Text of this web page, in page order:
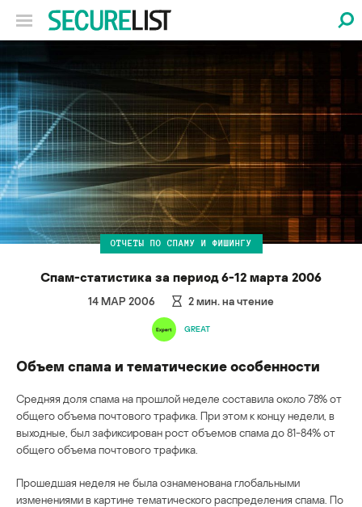
ОТЧЕТЫ ПО СПАМУ И ФИШИНГУ
Спам-статистика за период 6-12 марта 2006
14 МАР 2006 2мин. на чтение
GREAT
Объем спама и тематические особенности
Средняя доля спама на прошлой неделе составила около 78% от
общего объема почтового трафика. При этом к концу недели, в
выходные, был зафиксирован рост объемов спама до 81-84% от
общего объема почтового трафика.
Прошедшая неделя не была ознаменована глобальными
изменениями в картине тематического распределения спама. По